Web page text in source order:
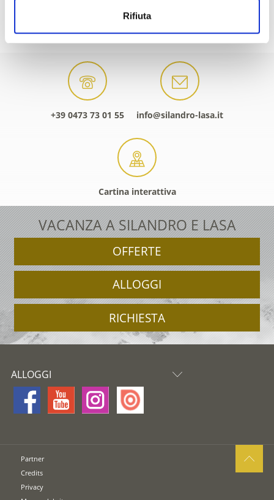
Rifiuta
+39 0473 73 01 55 info@silandro-lasa.it
Cartina interattiva
VACANZA A SILANDRO E LASA
OFFERTE
ALLOGGI
RICHIESTA
ALLOGGI
Partner
Credits
Privacy